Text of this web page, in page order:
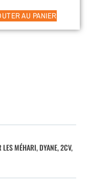
AU PANIER
LES MÉHARI, DYANE, 2CV,